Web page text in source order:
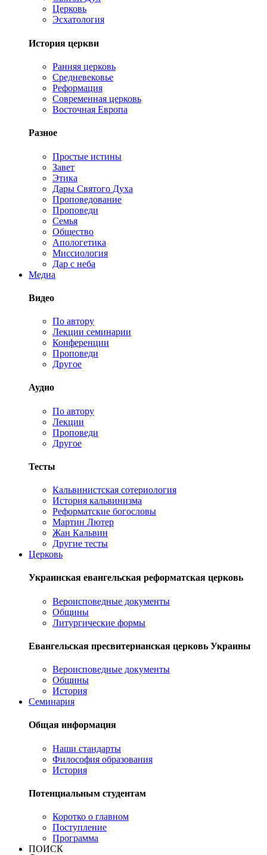
Церковь
Эсхатология
История церкви
Ранняя церковь
Средневековье
Реформация
Современная церковь
Восточная Европа
Разное
Простые истины
Завет
Этика
Дары Святого Духа
Проповедование
Проповеди
Семья
Общество
Апологетика
Миссиология
Дар с неба
Медиа
Видео
По автору
Лекции семинарии
Конференции
Проповеди
Другое
Аудио
По автору
Лекции
Проповеди
Другое
Тесты
Кальвинистская сотериология
История кальвинизма
Реформатские богословы
Мартин Лютер
Жан Кальвин
Другие тесты
Церковь
Украинская евангельская реформатская церковь
Вероисповедные документы
Общины
Литургические формы
Евангельская пресвитерианская церковь Украины
Вероисповедные документы
Общины
История
Семинария
Общая информация
Наши стандарты
Философия образования
История
Потенциальным студентам
Коротко о главном
Поступление
Программа
ПОИСК